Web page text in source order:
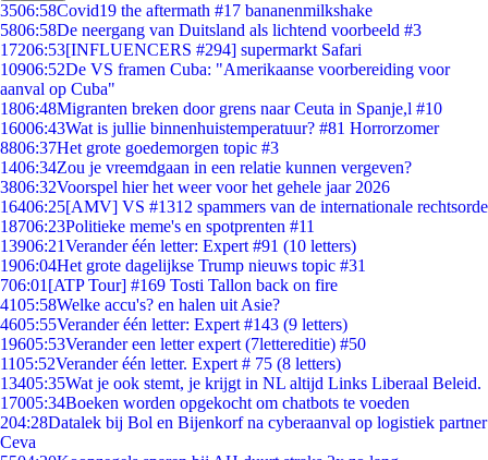
3506:58Covid19 the aftermath #17 bananenmilkshake
5806:58De neergang van Duitsland als lichtend voorbeeld #3
17206:53[INFLUENCERS #294] supermarkt Safari
10906:52De VS framen Cuba: "Amerikaanse voorbereiding voor
aanval op Cuba"
1806:48Migranten breken door grens naar Ceuta in Spanje,l #10
16006:43Wat is jullie binnenhuistemperatuur? #81 Horrorzomer
8806:37Het grote goedemorgen topic #3
1406:34Zou je vreemdgaan in een relatie kunnen vergeven?
3806:32Voorspel hier het weer voor het gehele jaar 2026
16406:25[AMV] VS #1312 spammers van de internationale rechtsorde
18706:23Politieke meme's en spotprenten #11
13906:21Verander één letter: Expert #91 (10 letters)
1906:04Het grote dagelijkse Trump nieuws topic #31
706:01 [ATP Tour] #169 Tosti Tallon back on fire
4105:58Welke accu's? en halen uit Asie?
4605:55Verander één letter: Expert #143 (9 letters)
19605:53Verander een letter expert (7lettereditie) #50
1105:52Verander één letter. Expert # 75 (8 letters)
13405:35Wat je ook stemt, je krijgt in NL altijd Links Liberaal Beleid.
17005:34Boeken worden opgekocht om chatbots te voeden
204:28Datalek bij Bol en Bijenkorf na cyberaanval op logistiek partner
Ceva